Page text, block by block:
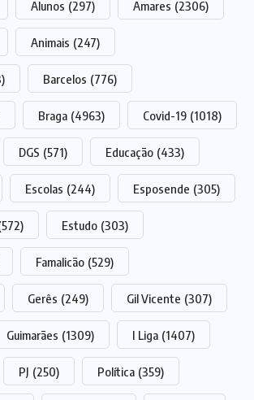
Alunos (297) Amares (2306)
Animais (247)
Barcelos (776)
Braga (4963) Covid-19 (1018)
DGS (571) Educação (433)
Escolas (244) Esposende (305)
Estudo (303)
Famalicão (529)
Gerês (249) Gil Vicente (307)
Guimarães (1309) I Liga (1407)
PJ (250) Política (359)